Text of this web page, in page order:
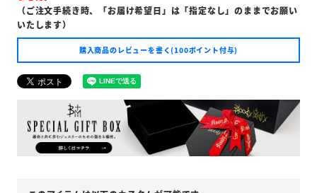
（ご注文手続き時、「お届け希望日」は「指定なし」のままでお願い
いたします）
購入商品のレビューを書く(100ポイント付与)